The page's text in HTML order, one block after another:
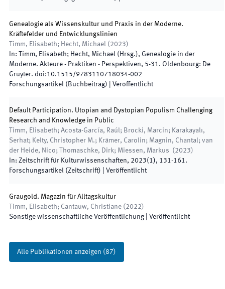
Genealogie als Wissenskultur und Praxis in der Moderne.
Kräftefelder und Entwicklungslinien
Timm, Elisabeth; Hecht, Michael ( 2023)
In:
Timm, Elisabeth; Hecht, Michael ( Hrsg.), Genealogie in der
Moderne. Akteure - Praktiken - Perspektiven, 5-31. Oldenbourg: De
Gruyter. doi:10.1515/9783110718034-002
Forschungsartikel (Buchbeitrag)
Veröffentlicht
Default Participation. Utopian and Dystopian Populism Challenging
Research and Knowledge in Public
Timm, Elisabeth; Acosta-García, Raúl; Brocki, Marcin; Karakayalı,
Serhat; Kelty, Christopher M.; Krämer, Carolin; Magnin, Chantal; van
der Heide, Nico; Thomaschke, Dirk; Miessen, Markus ( 2023)
In: Zeitschrift für Kulturwissenschaften, 2023(1), 131-161.
Forschungsartikel (Zeitschrift)
Veröffentlicht
Graugold. Magazin für Alltagskultur
Timm, Elisabeth; Cantauw, Christiane ( 2022)
Sonstige wissenschaftliche Veröffentlichung
Veröffentlicht
Alle Publikationen anzeigen (87)